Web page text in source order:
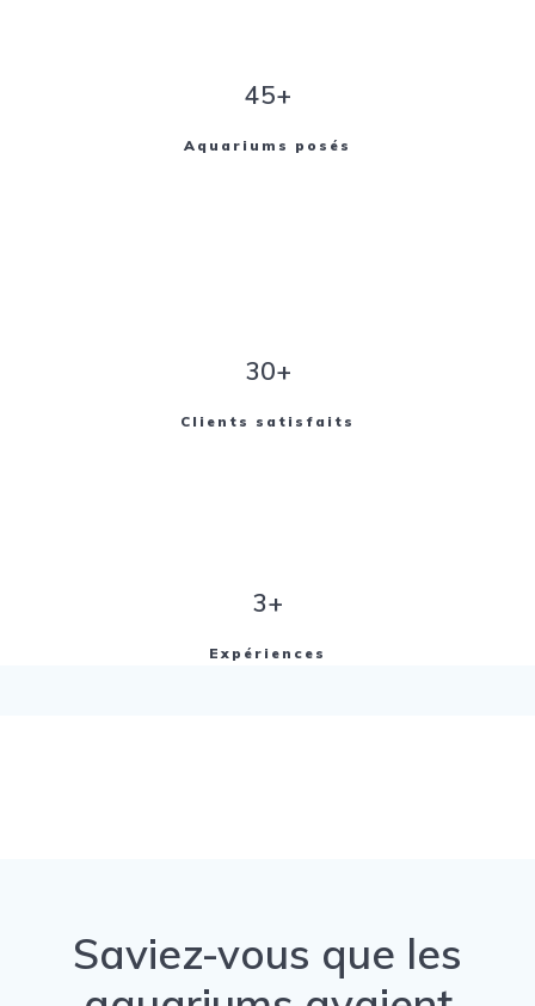
45+
Aquariums posés
30+
Clients satisfaits
3+
Expériences
Saviez-vous que les